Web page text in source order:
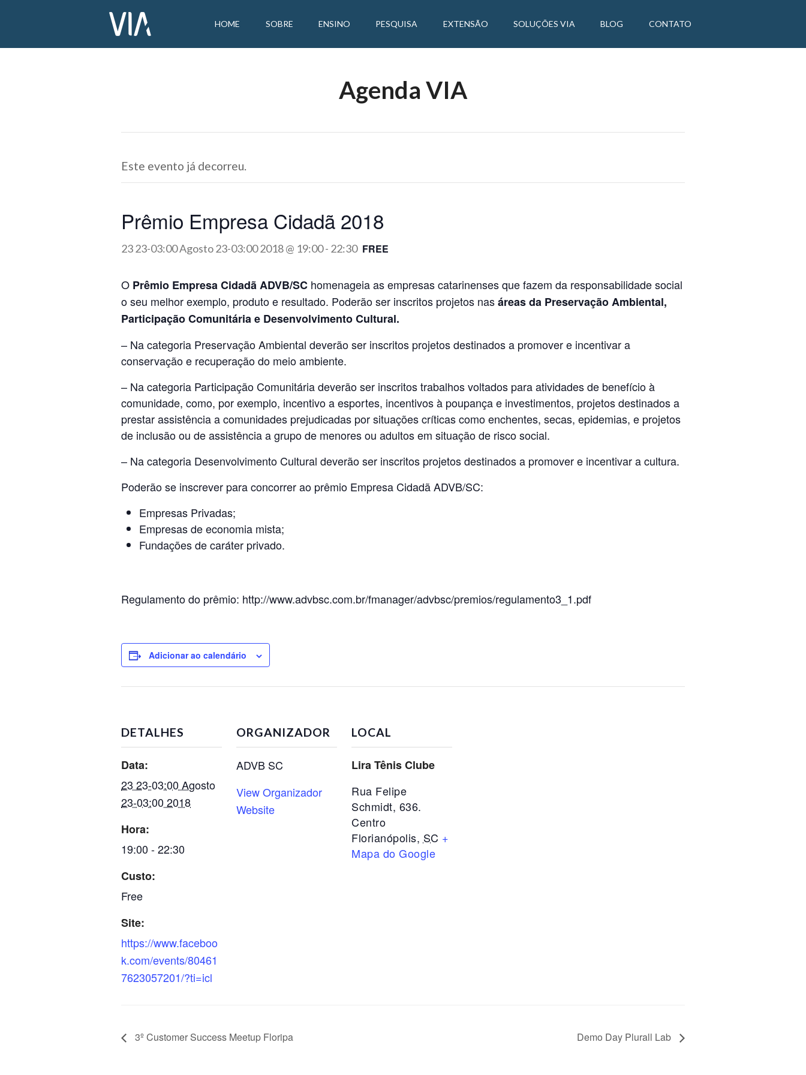
HOME SOBRE ENSINO PESQUISA EXTENSÃO SOLUÇÕES VIA BLOG CONTATO
Agenda VIA
Este evento já decorreu.
Prêmio Empresa Cidadã 2018
23 23-03:00 Agosto 23-03:00 2018 @ 19:00- 22:30 FREE
O Prêmio Empresa Cidadã ADVB/SC homenageia as empresas catarinenses que fazem da responsabilidade social
o seu melhor exemplo, produto e resultado. Poderão ser inscritos projetos nasáreas da Preservação Ambiental,
Participação Comunitária e Desenvolvimento Cultural.
– Na categoria Preservação Ambiental deverão ser inscritos projetos destinados a promover e incentivar a
conservação e recuperação do meio ambiente.
– Na categoria Participação Comunitária deverão ser inscritos trabalhos voltados para atividades de benefício à
comunidade, como, por exemplo, incentivo a esportes, incentivos à poupança e investimentos, projetos destinados a
prestar assistência a comunidades prejudicadas por situações críticas como enchentes, secas, epidemias, e projetos
de inclusão ou de assistência a grupo de menores ou adultos em situação de risco social.
– Na categoria Desenvolvimento Cultural deverão ser inscritos projetos destinados a promover e incentivar a cultura.
Poderão se inscrever para concorrer ao prêmio Empresa Cidadã ADVB/SC:
Empresas Privadas;
Empresas de economia mista;
Fundações de caráter privado.
Regulamento do prêmio: http://www.advbsc.com.br/fmanager/advbsc/premios/regulamento3_1.pdf
Adicionar ao calendário
DETALHES
Data:
23 23-03:00 Agosto
23-03:00 2018
Hora:
19:00 - 22:30
Custo:
Free
Site:
https://www.faceboo
k.com/events/80461
7623057201/?ti=icl
ORGANIZADOR
ADVB SC
View Organizador
Website
LOCAL
Lira Tênis Clube
Rua Felipe
Schmidt, 636.
Centro
Florianópolis, SC +
Mapa do Google
3º Customer Success Meetup Floripa Demo Day Plurall Lab